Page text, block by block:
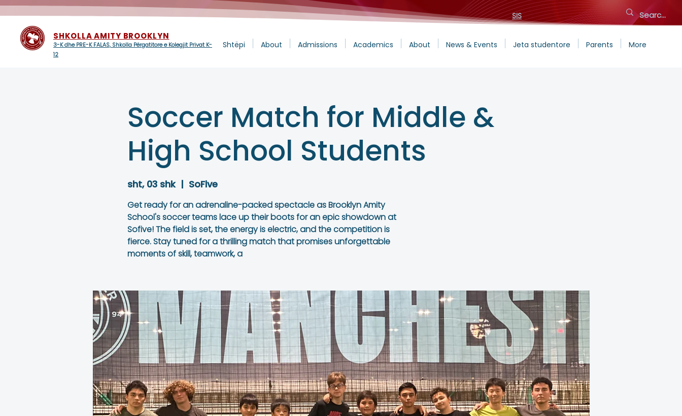
SIS
SHKOLLA AMITY BROOKLYN
3-K dhe PRE-K FALAS, Shkolla Përgatitore e Kolegjit Privat K-
12
Shtëpi About Admissions Academics About News & Events Jeta studentore Parents More
Soccer Match for Middle &
High School Students
sht, 03 shk
  |
SoFive
Get ready for an adrenaline-packed spectacle as Brooklyn Amity
School's soccer teams lace up their boots for an epic showdown at
Sofive! The field is set, the energy is electric, and the competition is
fierce. Stay tuned for a thrilling match that promises unforgettable
moments of skill, teamwork, a